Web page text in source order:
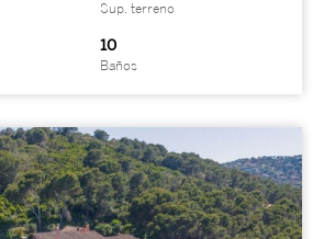
Sup. terreno
10
Baños